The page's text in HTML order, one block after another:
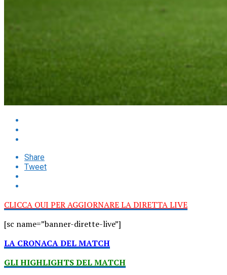
Share
Tweet
CLICCA QUI PER AGGIORNARE LA DIRETTA LIVE
[sc name=”banner-dirette-live”]
LA CRONACA DEL MATCH
GLI HIGHLIGHTS DEL MATCH